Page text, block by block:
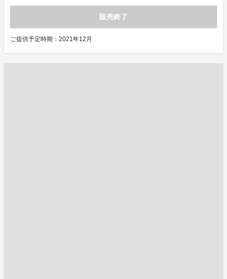
販売終了
ご提供予定時期：2021年12月